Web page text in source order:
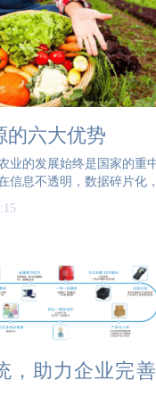
的六大优势
业的发展始终是国家的重
信息不透明，数据碎片化
产品的溯源就成为了确保
，助力企业完